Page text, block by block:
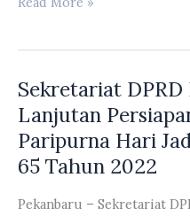
Hadiri
Acara
Bagholeg
Godang
Festival
Sekretariat
Lanjutan
Paripurna Hari
65 Tahun 2022
Pekanbaru – Sekretariat